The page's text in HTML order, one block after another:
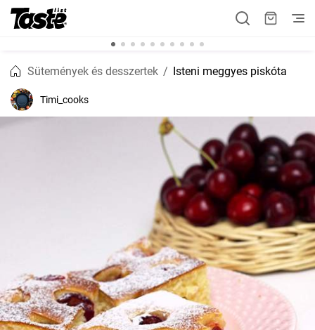
Sütemények és desszertek Isteni meggyes piskóta
Timi_cooks